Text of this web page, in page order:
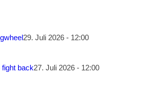
29. Juli 2026 - 12:00
back27. Juli 2026 - 12:00